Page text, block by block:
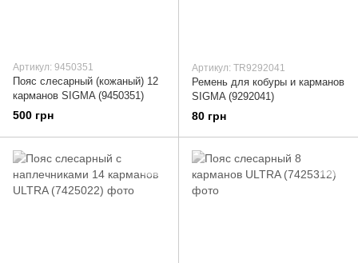
Артикул: 9450351
Пояс слесарный (кожаный) 12
карманов SIGMA (9450351)
500 грн
Артикул: TR9292041
Ремень для кобуры и карманов
SIGMA (9292041)
80 грн